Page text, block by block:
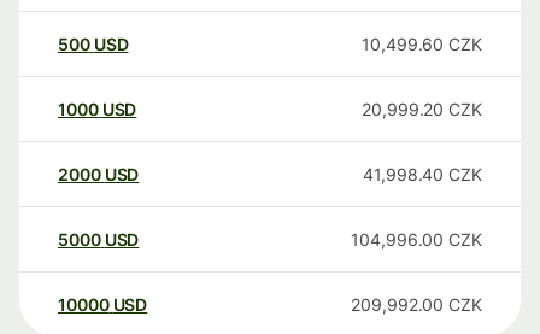
500 USD 10,499.60 CZK
1000 USD 20,999.20 CZK
2000 USD 41,998.40 CZK
5000 USD 104,996.00 CZK
10000 USD 209,992.00 CZK